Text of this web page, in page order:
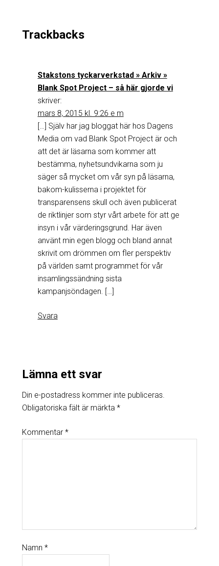
Trackbacks
Stakstons tyckarverkstad » Arkiv »
Blank Spot Project – så här gjorde vi
skriver:
mars 8, 2015 kl. 9:26 e m
[…] Själv har jag bloggat här hos Dagens
Media om vad Blank Spot Project är och
att det är läsarna som kommer att
bestämma, nyhetsundvikarna som ju
säger så mycket om vår syn på läsarna,
bakom-kulisserna i projektet för
transparensens skull och även publicerat
de riktlinjer som styr vårt arbete för att ge
insyn i vår värderingsgrund. Har även
använt min egen blogg och bland annat
skrivit om drömmen om fler perspektiv
på världen samt programmet för vår
insamlingssändning sista
kampanjsöndagen. […]
Svara
Lämna ett svar
Din e-postadress kommer inte publiceras.
Obligatoriska fält är märkta *
Kommentar *
Namn *